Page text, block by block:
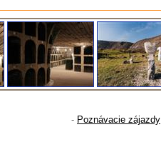
- Poznávacie zájazdy